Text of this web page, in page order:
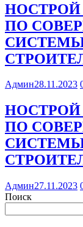
ПО
Админ28.11.2023
ПО
Админ27.11.2023
Поиск